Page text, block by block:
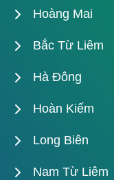
Hoàng Mai
Bắc Từ Liêm
Hà Đông
Hoàn Kiếm
Long Biên
Nam Từ Liêm